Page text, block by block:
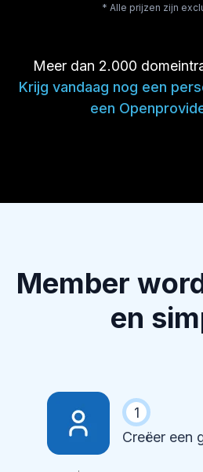
* Alle prijzen zijn
Meer dan 2.000
Krijg vandaag nog een
een
Member
en
1
Creëer een